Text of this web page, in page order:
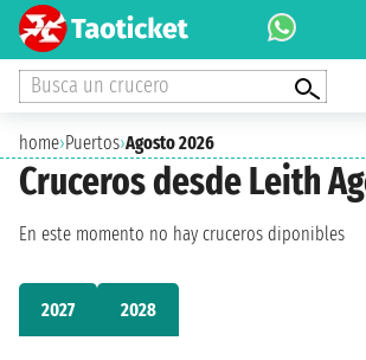
Busca un crucero
home›Puertos›Agosto 2026
Cruceros desde Leith
2027 2028
En este momento no hay cruceros diponibles